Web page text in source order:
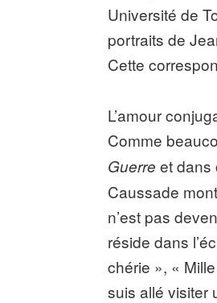
Université de
portraits de
Cette
L’amour
Comme
Guerreet dans
Caussade
n’est pas
réside dans
chérie », «
suis allé visiter